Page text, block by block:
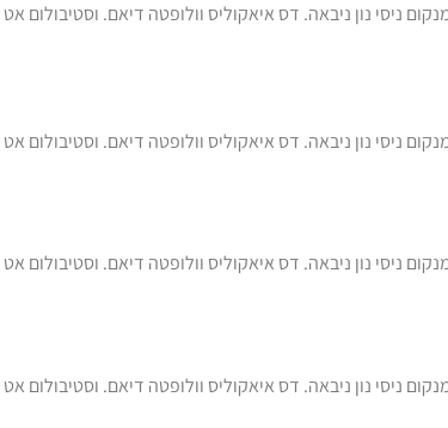
ניסי נון ניבאה. דס איאקוליס וולופטה דיאם. וסטיבולום
ניסי נון ניבאה. דס איאקוליס וולופטה דיאם. וסטיבולום
ניסי נון ניבאה. דס איאקוליס וולופטה דיאם. וסטיבולום
ניסי נון ניבאה. דס איאקוליס וולופטה דיאם. וסטיבולום